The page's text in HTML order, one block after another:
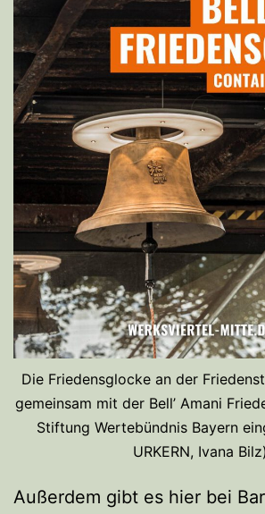
Die Friedensglocke an der
gemeinsam mit der Bell’ Amani
Stiftung Wertebündnis Bayern
URKERN, Ivana Bilz)
Außerdem gibt es hier bei